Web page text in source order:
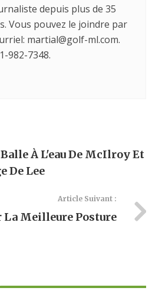
depuis plus de 35
Vous pouvez le joindre par
martial@golf-ml.com.
982-7348.
À L'eau De McIlroy Et
De Lee
Article Suivant :
Meilleure Posture